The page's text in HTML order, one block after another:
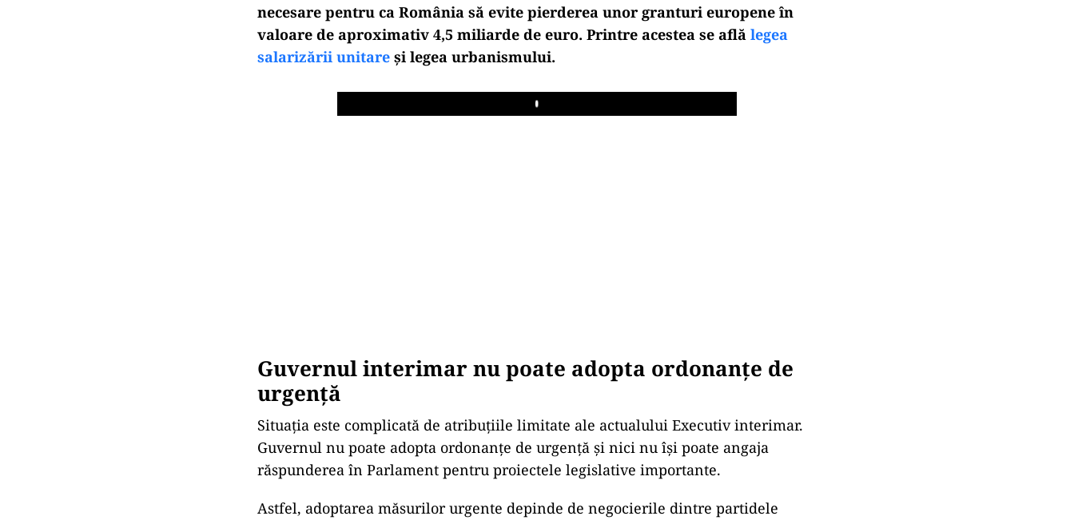
necesare pentru ca România să evite pierderea unor granturi europene în
valoare de aproximativ 4,5 miliarde de euro. Printre acestea se află legea
salarizării unitare și legea urbanismului.
Play
Guvernul interimar nu poate adopta ordonanțe de
urgență
Situația este complicată de atribuțiile limitate ale actualului Executiv interimar.
Guvernul nu poate adopta ordonanțe de urgență și nici nu își poate angaja
răspunderea în Parlament pentru proiectele legislative importante.
Astfel, adoptarea măsurilor urgente depinde de negocierile dintre partidele